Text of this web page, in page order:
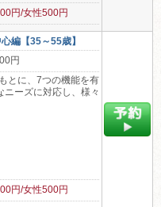
円/女性500円
編【35～55歳】
円
とに、7つの機能を有
ニーズに対応し、様々
円/女性500円